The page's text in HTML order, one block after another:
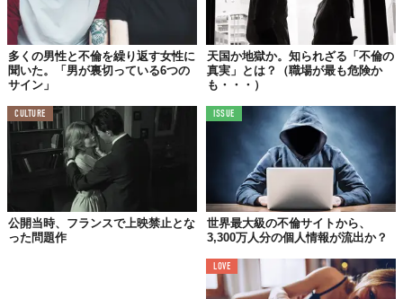
多くの男性と不倫を繰り返す女性に
聞いた。「男が裏切っている6つの
サイン」
天国か地獄か。知られざる「不倫の
真実」とは？（職場が最も危険か
も・・・）
CULTURE
公開当時、フランスで上映禁止とな
った問題作
ISSUE
世界最大級の不倫サイトから、
3,300万人分の個人情報が流出か？
LOVE